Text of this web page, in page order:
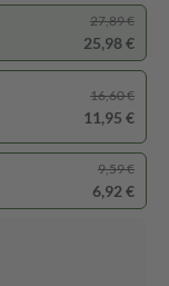
27,89 €
25,98 €
16,60 €
11,95 €
9,59 €
6,92 €